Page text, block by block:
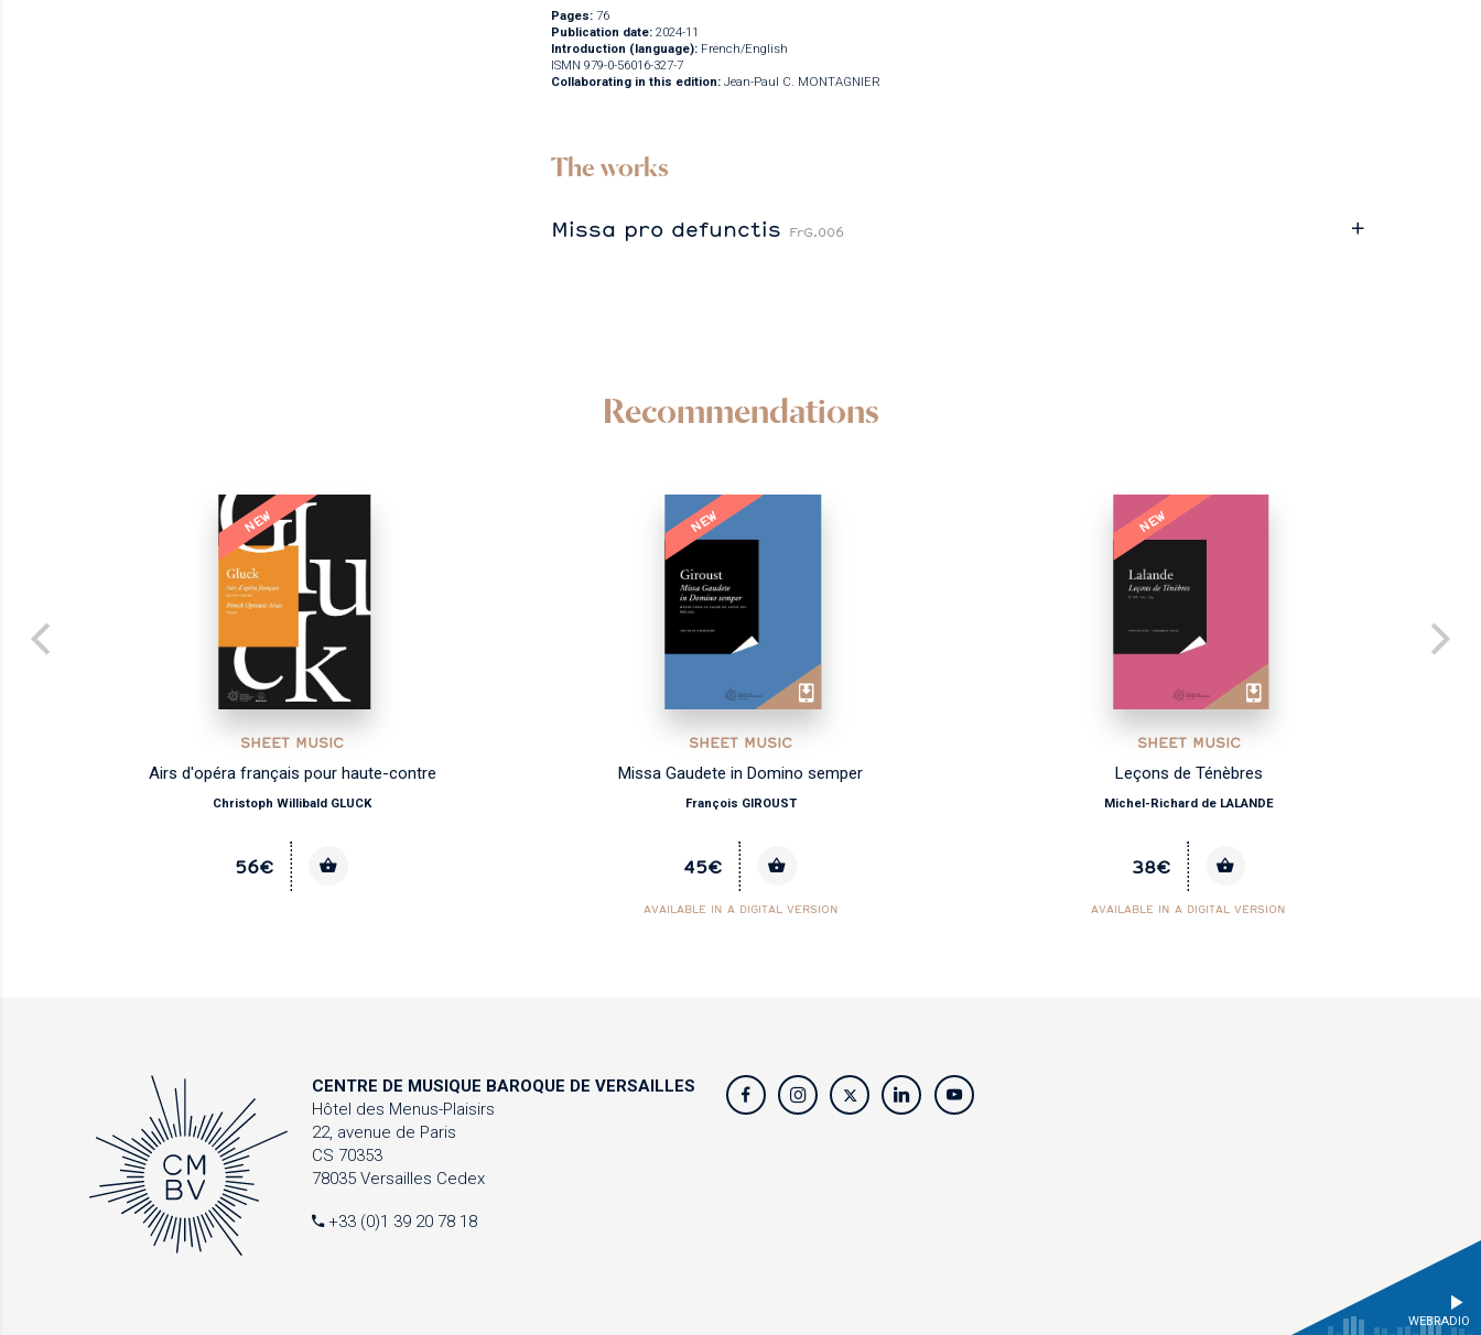
Pages: 76
Publication date: 2024-11
Introduction (language): French/English
ISMN 979-0-56016-327-7
Collaborating in this edition: Jean-Paul C. MONTAGNIER
The works
Missa pro defunctis FrG.006
Recommendations
NEW
SHEET MUSIC
Airs d'opéra français pour haute-contre
Christoph Willibald GLUCK
56€
NEW
SHEET MUSIC
Missa Gaudete in Domino semper
François GIROUST
45€
AVAILABLE IN A DIGITAL VERSION
NEW
SHEET MUSIC
Leçons de Ténèbres
Michel-Richard de LALANDE
38€
AVAILABLE IN A DIGITAL VERSION
CENTRE DE MUSIQUE BAROQUE DE VERSAILLES
Hôtel des Menus-Plaisirs
22, avenue de Paris
CS 70353
78035 Versailles Cedex
+33 (0)1 39 20 78 18
WEBRADIO